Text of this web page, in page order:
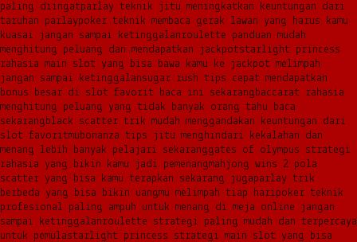
paling diingatparlay teknik jitu meningkatkan keuntungan dari
taruhan parlaypoker teknik membaca gerak lawan yang harus kamu
kuasai jangan sampai ketinggalanroulette panduan mudah
menghitung peluang dan mendapatkan jackpotstarlight princess
rahasia main slot yang bisa bawa kamu ke jackpot melimpah
jangan sampai ketinggalansugar rush tips cepat mendapatkan
bonus besar di slot favorit baca ini sekarangbaccarat rahasia
menghitung peluang yang tidak banyak orang tahu baca
sekarangblack scatter trik mudah menggandakan keuntungan dari
slot favoritmubonanza tips jitu menghindari kekalahan dan
menang lebih banyak pelajari sekaranggates of olympus strategi
rahasia yang bikin kamu jadi pemenangmahjong wins 2 pola
scatter yang bisa kamu terapkan sekarang jugaparlay trik
berbeda yang bisa bikin uangmu melimpah tiap haripoker teknik
profesional paling ampuh untuk menang di meja online jangan
sampai ketinggalanroulette strategi paling mudah dan terpercaya
untuk pemulastarlight princess strategi main slot yang bisa